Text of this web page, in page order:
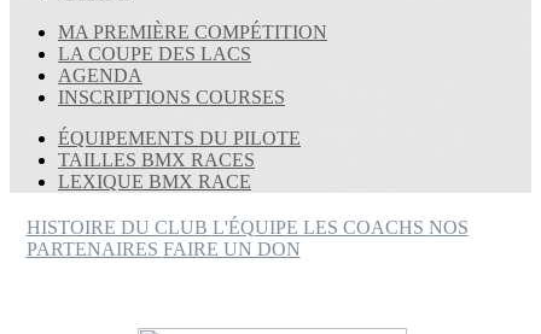
MA PREMIÈRE COMPÉTITION
LA COUPE DES LACS
AGENDA
INSCRIPTIONS COURSES
ÉQUIPEMENTS DU PILOTE
TAILLES BMX RACES
LEXIQUE BMX RACE
HISTOIRE DU CLUB L'ÉQUIPE LES COACHS NOS
PARTENAIRES FAIRE UN DON